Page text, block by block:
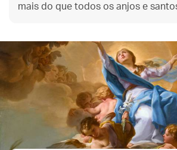
mais do que todos os anjos e